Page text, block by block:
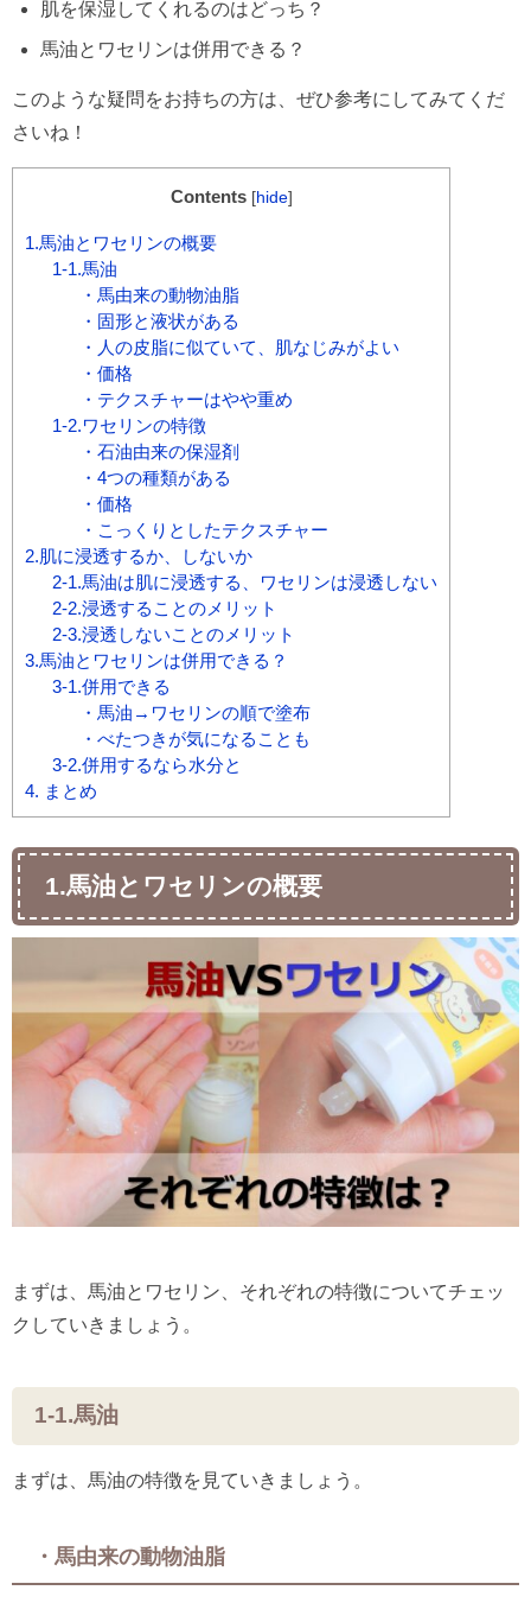
肌を保湿してくれるのはどっち？
馬油とワセリンは併用できる？
このような疑問をお持ちの方は、ぜひ参考にしてみてくだ
さいね！
Contents [hide]
1.馬油とワセリンの概要
1-1.馬油
・馬由来の動物油脂
・固形と液状がある
・人の皮脂に似ていて、肌なじみがよい
・価格
・テクスチャーはやや重め
1-2.ワセリンの特徴
・石油由来の保湿剤
・4つの種類がある
・価格
・こっくりとしたテクスチャー
2.肌に浸透するか、しないか
2-1.馬油は肌に浸透する、ワセリンは浸透しない
2-2.浸透することのメリット
2-3.浸透しないことのメリット
3.馬油とワセリンは併用できる？
3-1.併用できる
・馬油→ワセリンの順で塗布
・べたつきが気になることも
3-2.併用するなら水分と
4. まとめ
1.馬油とワセリンの概要
まずは、馬油とワセリン、それぞれの特徴についてチェッ
クしていきましょう。
1-1.馬油
まずは、馬油の特徴を見ていきましょう。
・馬由来の動物油脂